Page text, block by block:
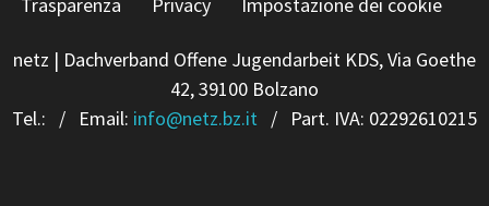
Trasparenza
Privacy Impostazione dei cookie
netz | Dachverband Offene Jugendarbeit KDS, Via Goethe
42, 39100 Bolzano
Tel.:
/ Email: info@netz.bz.it / Part. IVA: 02292610215